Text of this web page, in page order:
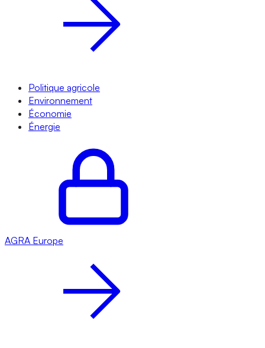
Politique agricole
Environnement
Économie
Énergie
AGRA Europe